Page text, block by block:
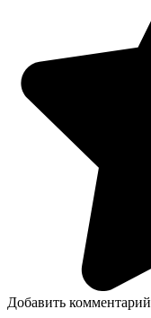
Добавить комментарий